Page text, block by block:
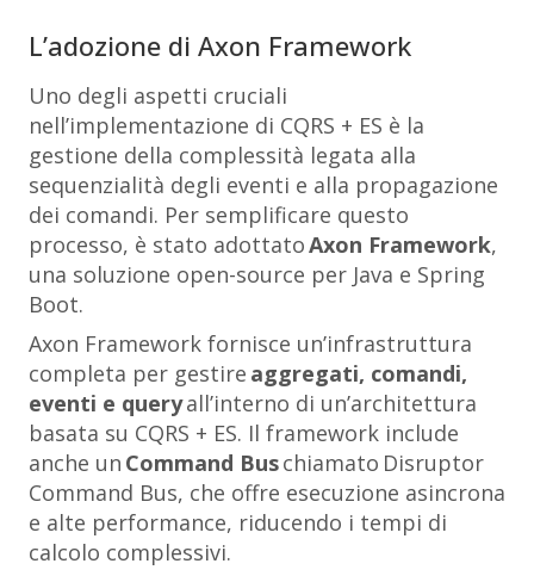
L’adozione di Axon Framework
Uno degli aspetti cruciali
nell’implementazione di CQRS + ES è la
gestione della complessità legata alla
sequenzialità degli eventi e alla propagazione
dei comandi. Per semplificare questo
processo, è stato adottatoAxon Framework,
una soluzione open-source per Java e Spring
Boot.
Axon Framework fornisce un’infrastruttura
completa per gestire aggregati, comandi,
eventi e queryall’interno di un’architettura
basata su CQRS + ES. Il framework include
anche un Command Buschiamato Disruptor
Command Bus, che offre esecuzione asincrona
e alte performance, riducendo i tempi di
calcolo complessivi.